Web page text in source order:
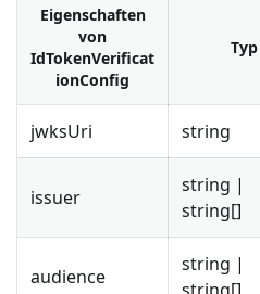
Eigenschaften
von
IdTokenVerificat
ionConfig
Typ
jwksUri string
issuer
string |
string[]
audience
string |